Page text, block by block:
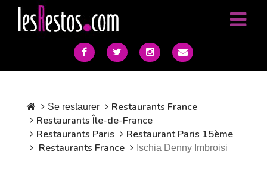
Se restaurer
Restaurants France
Restaurants Île-de-France
Restaurants Paris
Restaurant Paris 15ème
Restaurants France
Ischia Denny Imbroisi